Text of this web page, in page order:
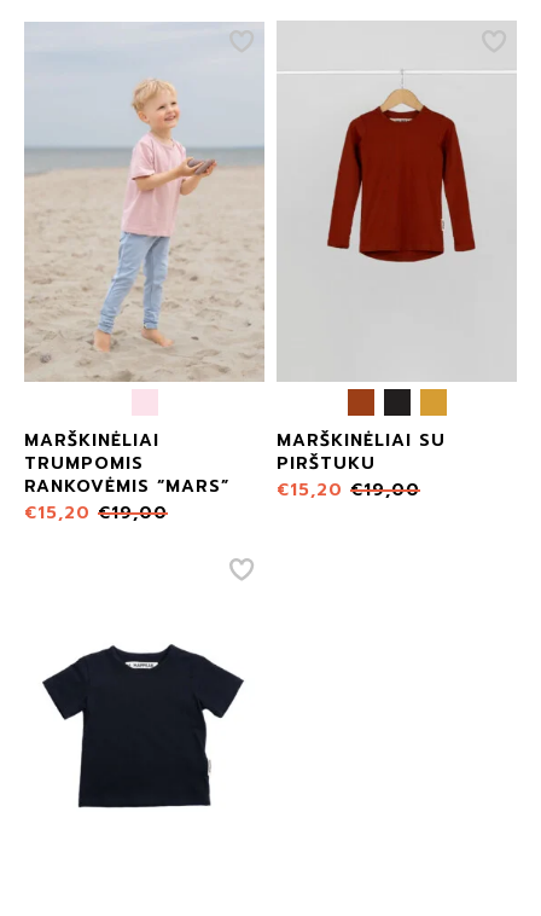
MARŠKINĖLIAI
TRUMPOMIS
RANKOVĖMIS “MARS”
€15,20 €19,00
MARŠKINĖLIAI SU
PIRŠTUKU
€15,20 €19,00